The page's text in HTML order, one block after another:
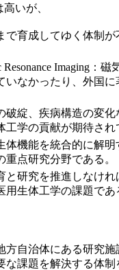
いが、
で育成してゆく体制
Imaging：
いなかったり、外国
破綻、疾病構造の変
工学の貢献が期待され
体機能を統合的に解
点研究分野である。
と研究を推進しなけ
用生体工学の課題であ
自治体にある研究
課題を解決する体